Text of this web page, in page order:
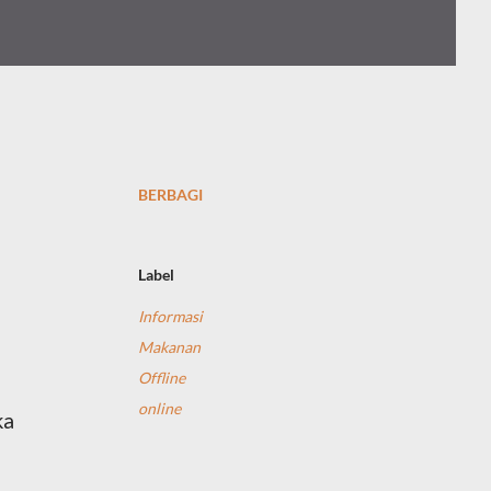
BERBAGI
Label
Informasi
Makanan
Offline
online